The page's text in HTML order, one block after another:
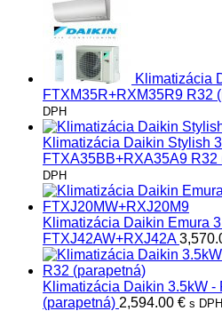
Klimatizácia
FTXM35R+RXM35R9 R32
DPH
Klimatizácia Daikin Stylish
FTXA35BB+RXA35A9 R32
DPH
Klimatizácia Daikin Emura
FTXJ42AW+RXJ42A
Klimatizácia Daikin 3.5kW
(parapetná) 2,594.00 € s DPH